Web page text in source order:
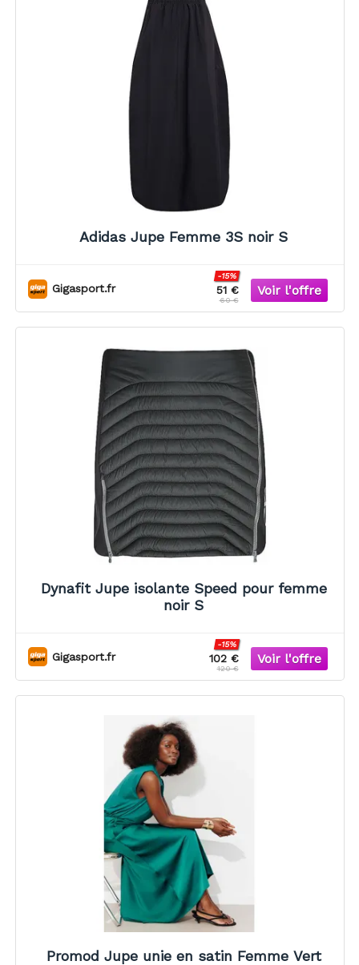
Adidas Jupe Femme 3S noir S
Gigasport.fr 51 €
-15%
60 €
Dynafit Jupe isolante Speed pour femme
noir S
Gigasport.fr 102 €
-15%
120 €
Promod Jupe unie en satin Femme Vert